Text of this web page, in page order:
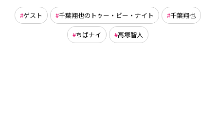
ゲスト 千葉翔也のトゥー・ビー・ナイト 千葉翔也
ちばナイ 高塚智人